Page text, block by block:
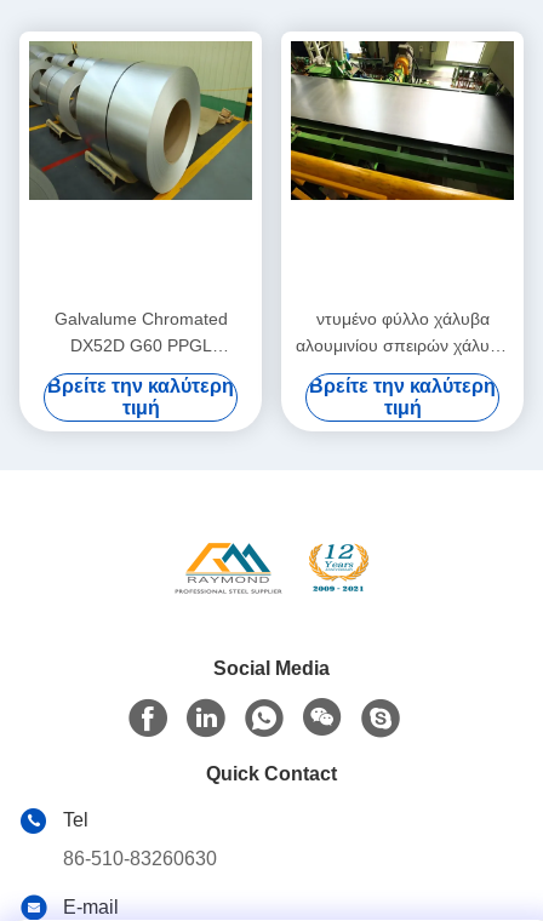
Galvalume Chromated
DX52D G60 PPGL
ψευδάργυρος αλουμινίου
σπειρών χάλυβα που
ντύνεται
Βρείτε την καλύτερη
τιμή
ντυμένο φύλλο χάλυβα
αλουμινίου σπειρών χάλυβα
1000mm DX51D G60
Aluzinc ψευδάργυρος
Βρείτε την καλύτερη
τιμή
Social Media
Quick Contact
Tel
86-510-83260630
E-mail